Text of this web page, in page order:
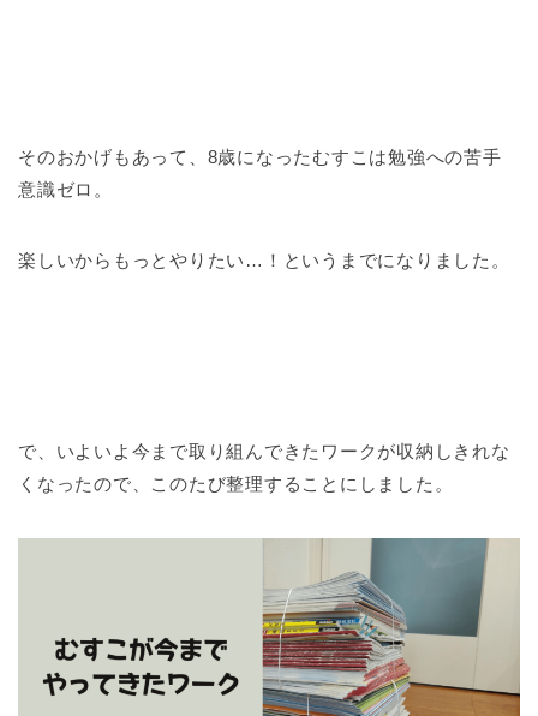
そのおかげもあって、8歳になったむすこは勉強への苦手
意識ゼロ。
楽しいからもっとやりたい…！というまでになりました。
で、いよいよ今まで取り組んできたワークが収納しきれな
くなったので、このたび整理することにしました。